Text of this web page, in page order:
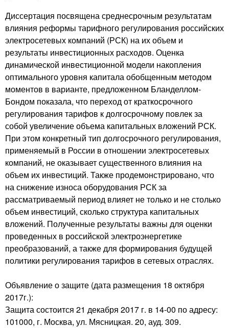
Диссертация посвящена среднесрочным результатам
влияния реформы тарифного регулирования российских
электросетевых компаний (РСК) на их объем и
результаты инвестиционных расходов. Оценка
динамической инвестиционной модели накопления
оптимального уровня капитала обобщенным методом
моментов в варианте, предложенном Бланделлом-
Бондом показала, что переход от краткосрочного
регулирования тарифов к долгосрочному повлек за
собой увеличение объема капитальных вложений РСК.
При этом конкретный тип долгосрочного регулирования,
применяемый в России в отношении электросетевых
компаний, не оказывает существенного влияния на
объем их инвестиций. Также продемонстрировано, что
на снижение износа оборудования РСК за
рассматриваемый период влияет не только и не столько
объем инвестиций, сколько структура капитальных
вложений. Полученные результаты важны для оценки
проведенных в российской электроэнергетике
преобразований, а также для формирования будущей
политики регулирования тарифов в сетевых отраслях.
Объявление о защите (дата размещения 18 октября
2017г.):
Защита состоится 21 декабря 2017 г. в 14-00 по адресу:
101000, г. Москва, ул. Мясницкая. 20, ауд. 309.